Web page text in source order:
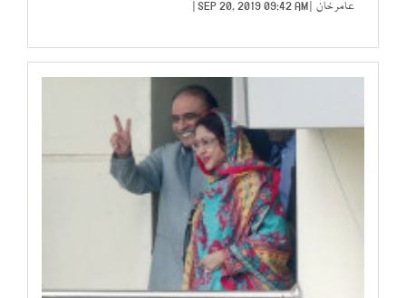
عامر خان | SEP 20, 2019 09:42 AM |